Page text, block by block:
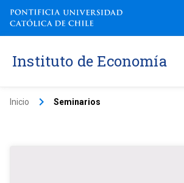
Instituto de Economía
Inicio keyboard_arrow_right Seminarios